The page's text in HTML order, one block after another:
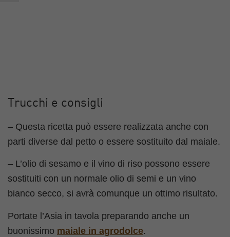
Trucchi e consigli
– Questa ricetta può essere realizzata anche con
parti diverse dal petto o essere sostituito dal maiale.
– L’olio di sesamo e il vino di riso possono essere
sostituiti con un normale olio di semi e un vino
bianco secco, si avrà comunque un ottimo risultato.
Portate l’Asia in tavola preparando anche un
buonissimo maiale in agrodolce.